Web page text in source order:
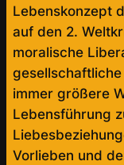
Lebenskonzept
auf den 2.
moralische
immer größere
Lebensführung
Vorlieben und